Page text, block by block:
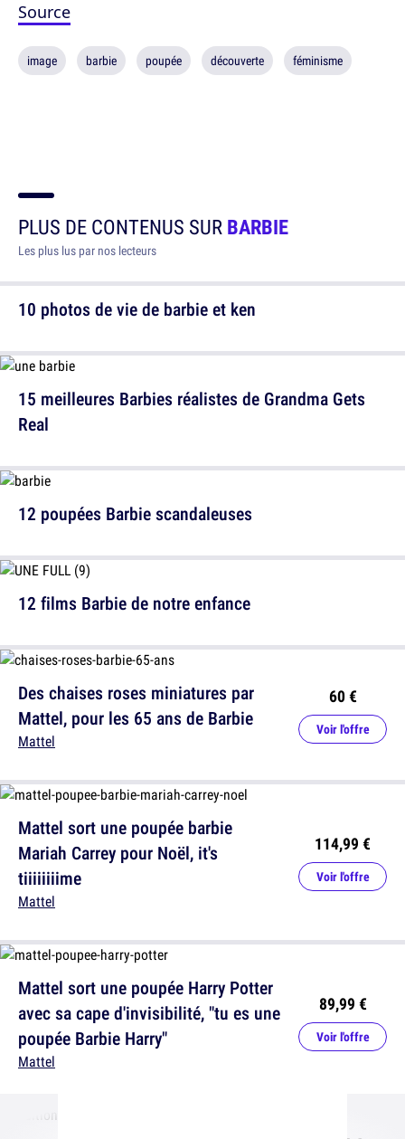
Source
image barbie poupée découverte féminisme
PLUS DE CONTENUS SURBARBIE
Les plus lus par nos lecteurs
10 photos de vie de barbie et ken
15 meilleures Barbies réalistes de Grandma Gets
Real
12 films Barbie de notre enfance
Mattel sort une poupée barbie
Mariah Carrey pour Noël, it's
tiiiiiiiime
Mattel
114,99 €
Voir l'offre
12 poupées Barbie scandaleuses
Des chaises roses miniatures par
Mattel, pour les 65 ans de Barbie
Mattel
60 €
Voir l'offre
Mattel sort une poupée Harry Potter
avec sa cape d'invisibilité, "tu es une
poupée Barbie Harry"
Mattel
89,99 €
Voir l'offre